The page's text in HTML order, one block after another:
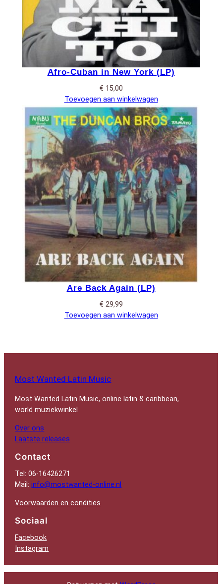
Afro-Cuban in New York (LP)
€ 15,00
Toevoegen aan winkelwagen
Are Back Again (LP)
€ 29,99
Toevoegen aan winkelwagen
Most Wanted Latin Music
Most Wanted Latin Music, online latin & caribbean,
world muziekwinkel
Over ons
Laatste releases
Contact
Tel: 06-16426271
Mail:info@mostwanted-online.nl
Voorwaarden en condities
Sociaal
Facebook
Instagram